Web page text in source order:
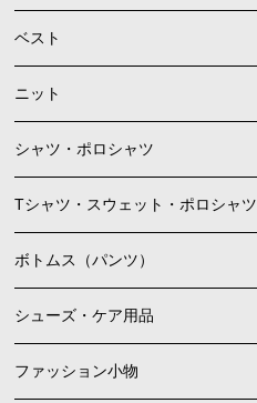
ベスト
ニット
シャツ・ポロシャツ
Tシャツ・スウェット・ポロシャツ
ボトムス（パンツ）
シューズ・ケア用品
ファッション小物